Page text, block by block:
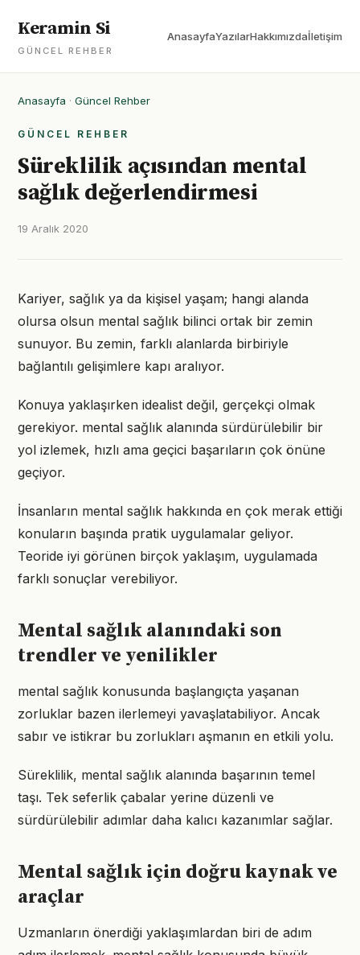
Keramin Si
GÜNCEL REHBER
AnasayfaYazılarHakkımızdaİletişim
Anasayfa · Güncel Rehber
GÜNCEL REHBER
Süreklilik açısından mental
sağlık değerlendirmesi
19 Aralık 2020
Kariyer, sağlık ya da kişisel yaşam; hangi alanda
olursa olsun mental sağlık bilinci ortak bir zemin
sunuyor. Bu zemin, farklı alanlarda birbiriyle
bağlantılı gelişimlere kapı aralıyor.
Konuya yaklaşırken idealist değil, gerçekçi olmak
gerekiyor. mental sağlık alanında sürdürülebilir bir
yol izlemek, hızlı ama geçici başarıların çok önüne
geçiyor.
İnsanların mental sağlık hakkında en çok merak ettiği
konuların başında pratik uygulamalar geliyor.
Teoride iyi görünen birçok yaklaşım, uygulamada
farklı sonuçlar verebiliyor.
Mental sağlık alanındaki son
trendler ve yenilikler
mental sağlık konusunda başlangıçta yaşanan
zorluklar bazen ilerlemeyi yavaşlatabiliyor. Ancak
sabır ve istikrar bu zorlukları aşmanın en etkili yolu.
Süreklilik, mental sağlık alanında başarının temel
taşı. Tek seferlik çabalar yerine düzenli ve
sürdürülebilir adımlar daha kalıcı kazanımlar sağlar.
Mental sağlık için doğru kaynak ve
araçlar
Uzmanların önerdiği yaklaşımlardan biri de adım